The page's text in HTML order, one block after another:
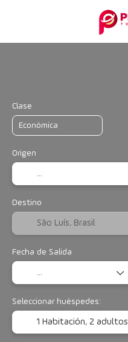
Clase
Origen
Destino
Fecha de Salida
Seleccionar huéspedes:
1 Habitación, 2 adultos